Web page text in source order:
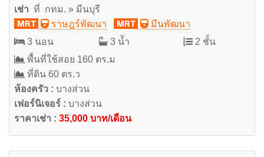
เช่า ที่ กทม. » มีนบุรี
ราษฎร์พัฒนา
มีนพัฒนา
3 นอน
3 น้ำ
2 ชั้น
พื้นที่ใช้สอย 160 ตร.ม
ที่ดิน 60 ตร.ว
ห้องครัว : บางส่วน
เฟอร์นิเจอร์ : บางส่วน
ราคาเช่า : 35,000 บาท/เดือน